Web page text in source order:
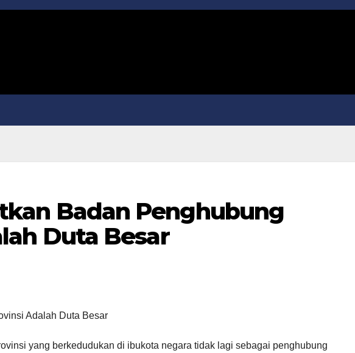
Badan Penghubung
Duta Besar
yang berkedudukan di ibukota negara tidak lagi sebagai penghubung